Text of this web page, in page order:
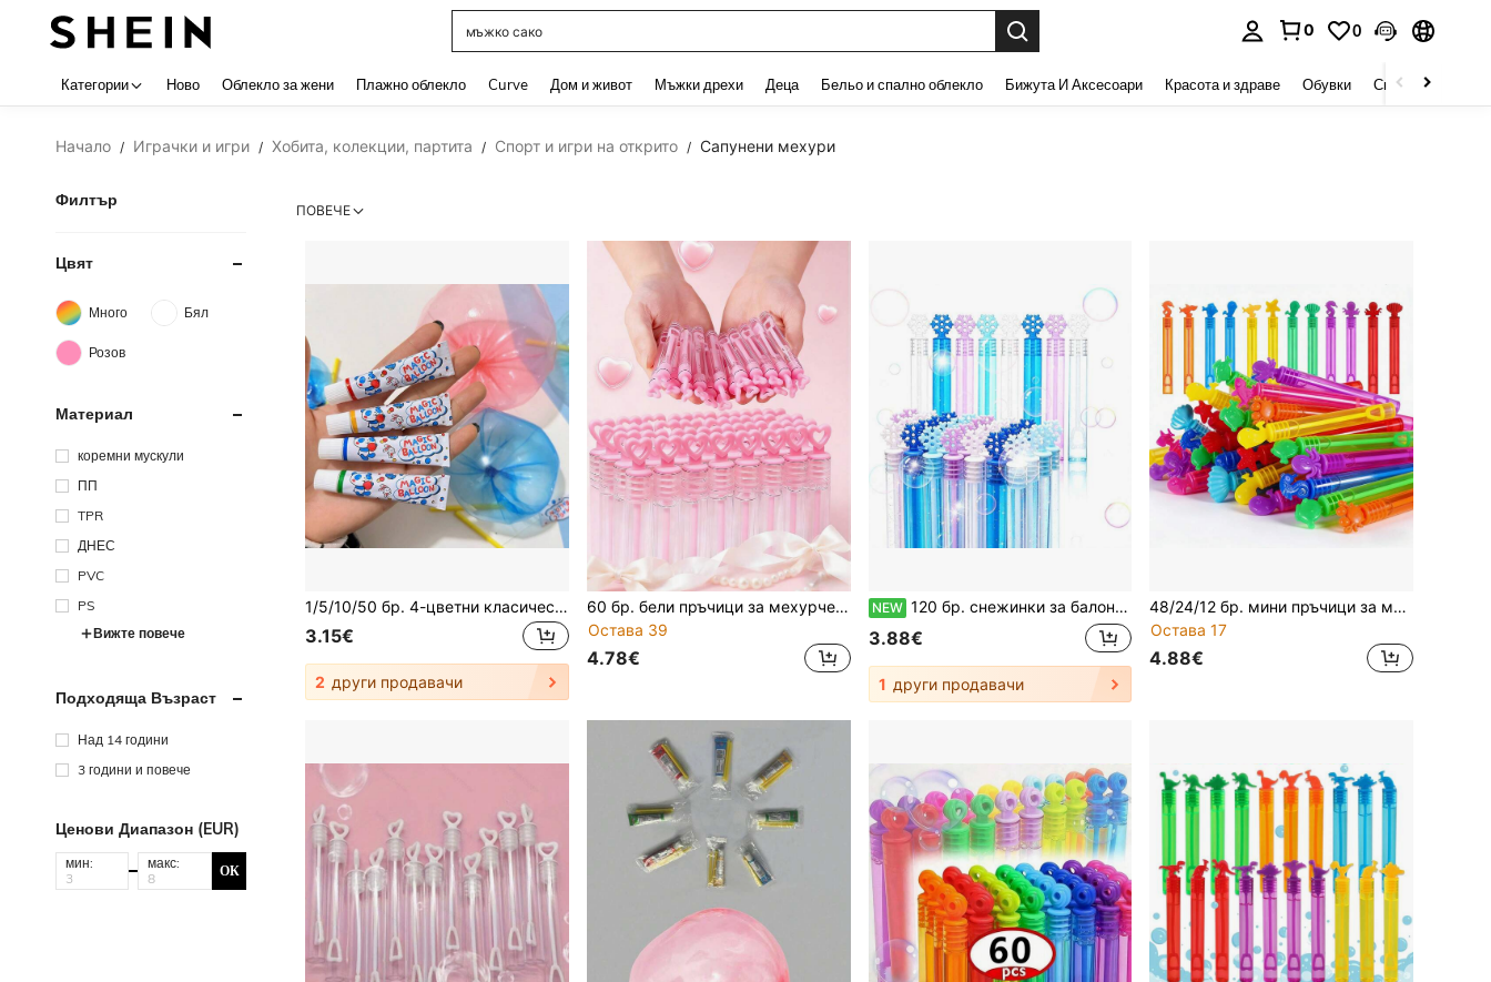
мъжко бельо памук
0 0
Категории Ново Облекло за жени Плажно облекло Curve Дом и живот Мъжки дрехи Деца Бельо и спално облекло Бижута И Аксесоари Красота и здраве Обувки Спорт И На
Начало / Играчки и игри / Хобита, колекции, партита / Спорт и игри на открито / Сапунени мехури
Филтър
Цвят
Много Бял
Розов
Материал
коремни мускули
ПП
TPR
ДНЕС
PVC
PS
Вижте повече
Подходяща Възраст
Над 14 години
3 години и повече
Ценови Диапазон (EUR)
мин: макс: ОК
ПОВЕЧЕ
1/5/10/50 бр. 4-цветни класически пластмасови балони с панда, цветни балони с мехурчета, духане със сламки, празнични подаръци за пълнене с пинята (случаен цвят)
3.15€
2 други продавачи
60 бр. бели пръчици за мехурчета във формата на сърце на едро, мини пръчици за сватбено парти, момински вечер, Свети Валентин, годишнина, завършване и рожден ден (празни бутилки, разтвор за мехурчета не е включен) 12/24/48 бр.
Остава 39
4.78€
NEW 120 бр. снежинки за балончета (без разтвор за балончета), цветни ръчни тръбички за балончета, преносими мини играчки за духане на балончета, парти подаръци, подходящи за сватби, рождени дни, Свети Валентин, Коледа, момински партита и развлечения на открито
3.88€
1 други продавачи
48/24/12 бр. мини пръчици за мехурчета, бутилки с мехурчета във формата на океанско животно, мини епруветки (течността за мехурчета не е включена), инструменти за създаване на парти атмосфера, подходящи за сватби, тържества, годишнини, партита, подаръци за рожден ден/завършване/създатели на атмосфера за връщане в училище
Остава 17
4.88€